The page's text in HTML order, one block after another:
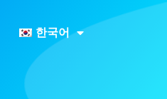
한국어